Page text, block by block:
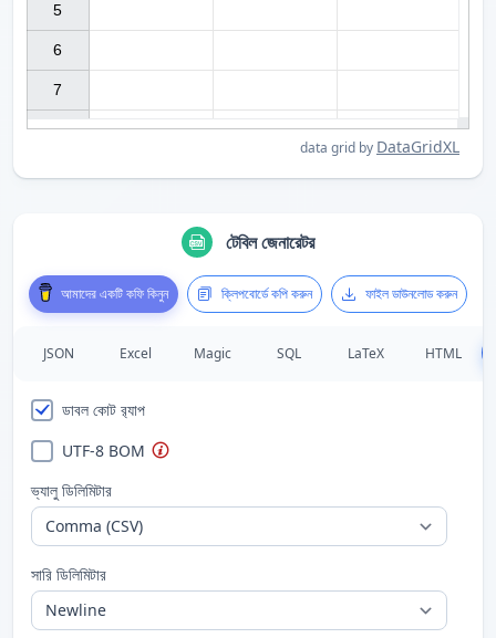
5
6
7
data grid by DataGridXL
টেবিল জেনারেটর
আমাদের একটি কফি কিনুন ক্লিপবোর্ডে কপি করুন ফাইল ডাউনলোড করুন
JSON Excel Magic SQL LaTeX HTML
ডাবল কোট র‍্যাপ
UTF-8 BOM
ভ্যালু ডিলিমিটার
সারি ডিলিমিটার